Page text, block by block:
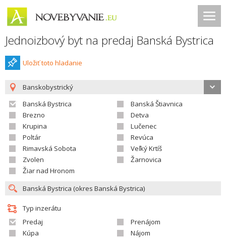
Jednoizbový byt na predaj Banská Bystrica
Uložiť toto hladanie
Banskobystrický
Banská Bystrica
Banská Štiavnica
Brezno
Detva
Krupina
Lučenec
Poltár
Revúca
Rimavská Sobota
Veľký Krtíš
Zvolen
Žarnovica
Žiar nad Hronom
Typ inzerátu
Predaj
Prenájom
Kúpa
Nájom